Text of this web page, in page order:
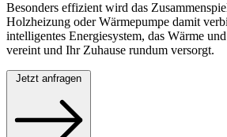
Besonders effizient wird das
Holzheizung oder Wärmepumpe damit
intelligentes Energiesystem, das Wärme
vereint und Ihr Zuhause rundum versorgt.
Jetzt anfragen